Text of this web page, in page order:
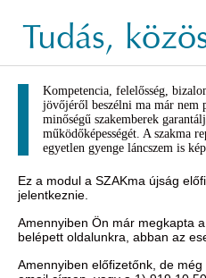
Tudás,
Kompetencia, felelősség,
jövőjéről beszélni ma már nem
minőségű szakemberek
működőképességét. A szakma
egyetlen gyenge láncszem is
Ez a modul a SZAKma újság
jelentkeznie.
Amennyiben Ön már megkapta
belépett oldalunkra, abban az
Amennyiben előfizetőnk, de